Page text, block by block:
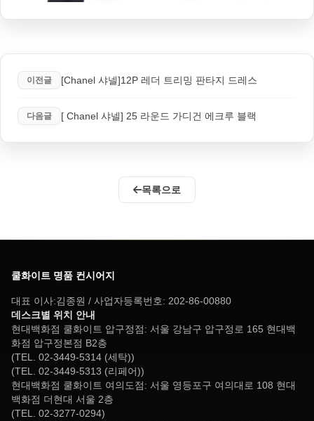
이전글 [Chanel 샤넬]12P 레더 트리밍 판타지 드레스
다음글 [ Chanel 샤넬] 25 라운드 가디건 에크루 블랙
목록으로
쿨화이트 명품 컨시어지
대표 이사:김종원 / 사업자등록번호: 202-86-00880
데스크별 위치 안내
현대백화점 쿨화이트 압구정점: 서울 강남구 압구정로 165 현대백
화점 압구정본점 B2층
(TEL. 02-3449-5314 (세탁))
(TEL. 02-3449-5313 (리페어))
현대백화점 쿨화이트 여의도점: 서울 영등포구 여의대로 108 현대
백화점 더현대 서울 2층
(TEL. 02-3277-0294)